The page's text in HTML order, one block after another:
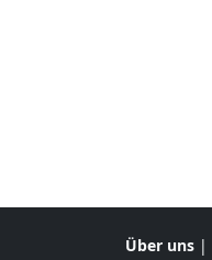
Über uns |